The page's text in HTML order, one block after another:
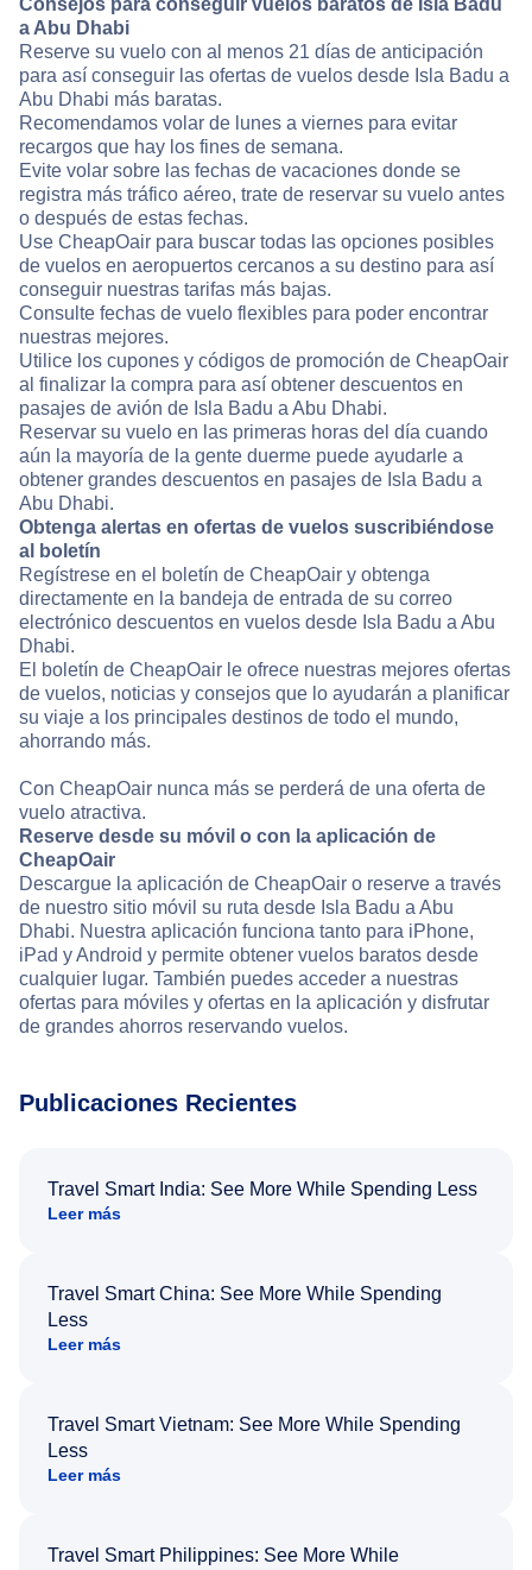
Consejos para conseguir vuelos baratos de Isla Badu
a Abu Dhabi
Reserve su vuelo con al menos 21 días de anticipación
para así conseguir las ofertas de vuelos desde Isla Badu a
Abu Dhabi más baratas.
Recomendamos volar de lunes a viernes para evitar
recargos que hay los fines de semana.
Evite volar sobre las fechas de vacaciones donde se
registra más tráfico aéreo, trate de reservar su vuelo antes
o después de estas fechas.
Use CheapOair para buscar todas las opciones posibles
de vuelos en aeropuertos cercanos a su destino para así
conseguir nuestras tarifas más bajas.
Consulte fechas de vuelo flexibles para poder encontrar
nuestras mejores.
Utilice los cupones y códigos de promoción de CheapOair
al finalizar la compra para así obtener descuentos en
pasajes de avión de Isla Badu a Abu Dhabi.
Reservar su vuelo en las primeras horas del día cuando
aún la mayoría de la gente duerme puede ayudarle a
obtener grandes descuentos en pasajes de Isla Badu a
Abu Dhabi.
Obtenga alertas en ofertas de vuelos suscribiéndose
al boletín
Regístrese en el boletín de CheapOair y obtenga
directamente en la bandeja de entrada de su correo
electrónico descuentos en vuelos desde Isla Badu a Abu
Dhabi.
El boletín de CheapOair le ofrece nuestras mejores ofertas
de vuelos, noticias y consejos que lo ayudarán a planificar
su viaje a los principales destinos de todo el mundo,
ahorrando más.
Con CheapOair nunca más se perderá de una oferta de
vuelo atractiva.
Reserve desde su móvil o con la aplicación de
CheapOair
Descargue la aplicación de CheapOair o reserve a través
de nuestro sitio móvil su ruta desde Isla Badu a Abu
Dhabi. Nuestra aplicación funciona tanto para iPhone,
iPad y Android y permite obtener vuelos baratos desde
cualquier lugar. También puedes acceder a nuestras
ofertas para móviles y ofertas en la aplicación y disfrutar
de grandes ahorros reservando vuelos.
Publicaciones Recientes
Travel Smart India: See More While Spending Less
Leer más
Travel Smart China: See More While Spending
Less
Leer más
Travel Smart Vietnam: See More While Spending
Less
Leer más
Travel Smart Philippines: See More While